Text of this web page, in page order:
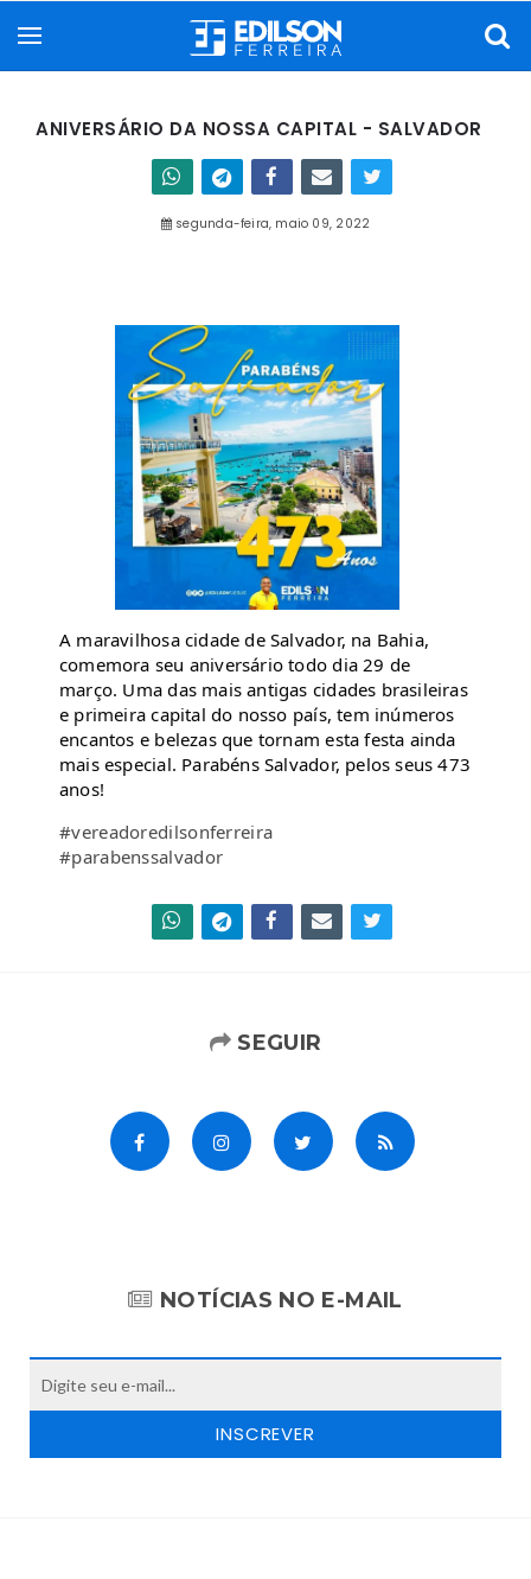
ANIVERSÁRIO DA NOSSA CAPITAL - SALVADOR
segunda-feira, maio 09, 2022
A maravilhosa cidade de Salvador, na Bahia,
comemora seu aniversário todo dia 29 de
março. Uma das mais antigas cidades brasileiras
e primeira capital do nosso país, tem inúmeros
encantos e belezas que tornam esta festa ainda
mais especial. Parabéns Salvador, pelos seus 473
anos!
#vereadoredilsonferreira
#parabenssalvador
SEGUIR
NOTÍCIAS NO E-MAIL